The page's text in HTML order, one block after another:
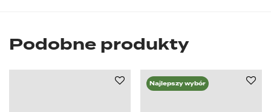
Podobne produkty
Najlepszy wybór